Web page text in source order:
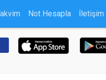
Not Hesapla İletişim